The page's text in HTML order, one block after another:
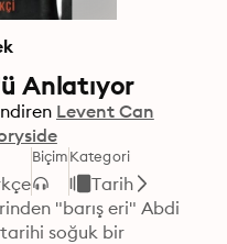
Anlatıyor
Levent Can
BiçimKategori
Tarih
"barış eri" Abdi
soğuk bir